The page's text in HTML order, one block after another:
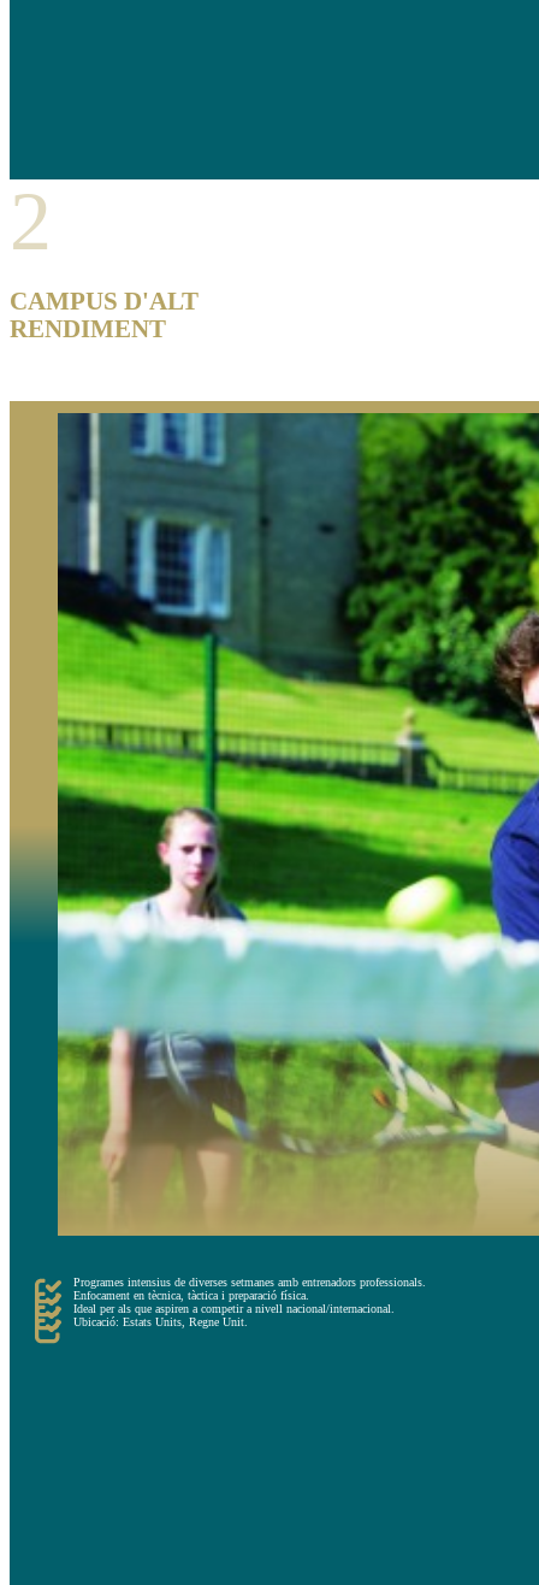
2
CAMPUS D'ALT
RENDIMENT
Programes intensius de diverses setmanes amb entrenadors professionals.
Enfocament en tècnica, tàctica i preparació física.
Ideal per als que aspiren a competir a nivell nacional/internacional.
Ubicació: Estats Units, Regne Unit.